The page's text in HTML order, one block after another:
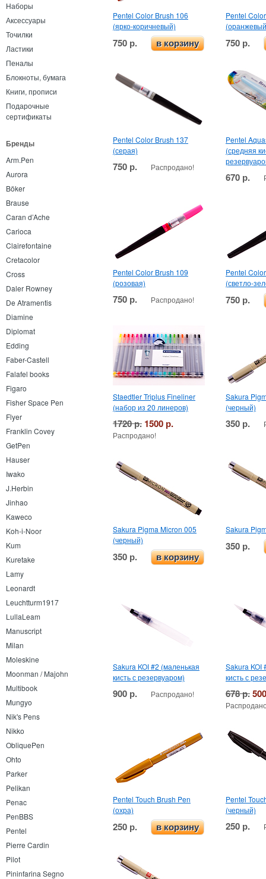
Наборы
Аксессуары
Точилки
Ластики
Пеналы
Блокноты, бумага
Книги, прописи
Подарочные
сертификаты
Бренды
Arm.Pen
Aurora
Böker
Brause
Caran d’Ache
Carioca
Clairefontaine
Cretacolor
Cross
Daler Rowney
De Atramentis
Diamine
Diplomat
Edding
Faber-Castell
Falafel books
Figaro
Fisher Space Pen
Flyer
Franklin Covey
GetPen
Hauser
Iwako
J.Herbin
Jinhao
Kaweco
Koh-i-Noor
Kum
Kuretake
Lamy
Leonardt
Leuchtturm1917
LullaLeam
Manuscript
Milan
Moleskine
Moonman / Majohn
Multibook
Mungyo
Nik's Pens
Nikko
ObliquePen
Ohto
Parker
Pelikan
Penac
PenBBS
Pentel
Pierre Cardin
Pilot
Pininfarina Segno
Pentel Color Brush 106
(ярко-коричневый)
750 р. в корзину
Pentel
750 р.
Pentel Color Brush 137
(серая)
750 р. Распродано!
Pentel
(средняя
670 р.
Pentel Color Brush 109
(розовая)
750 р. Распродано!
Pentel
(светло-
750 р.
Staedtler Triplus Fineliner
(набор из 20 линеров)
1720 р. 1500 р.
Распродано!
Sakura
(черный)
350 р.
Sakura Pigma Micron 005
(черный)
350 р. в корзину
Sakura
350 р.
Sakura KOI #2 (маленькая
кисть с резервуаром)
900 р. Распродано!
Sakura KOI
кисть с
678 р.
Pentel Touch Brush Pen
(охра)
250 р. в корзину
Pentel
(черный)
250 р.